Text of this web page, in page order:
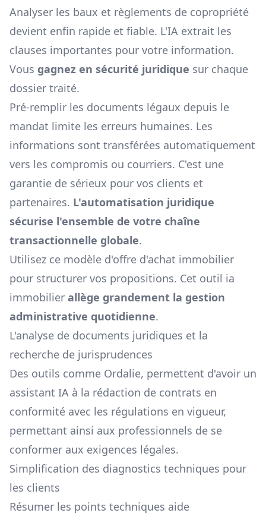
Analyser les baux et règlements de copropriété
devient enfin rapide et fiable. L'IA extrait les
clauses importantes pour votre information.
Vous gagnez en sécurité juridique sur chaque
dossier traité.
Pré-remplir les documents légaux depuis le
mandat limite les erreurs humaines. Les
informations sont transférées automatiquement
vers les compromis ou courriers. C'est une
garantie de sérieux pour vos clients et
partenaires. L'automatisation juridique
sécurise l'ensemble de votre chaîne
transactionnelle globale.
Utilisez ce modèle d'offre d'achat immobilier
pour structurer vos propositions. Cet outil ia
immobilier allège grandement la gestion
administrative quotidienne.
L'analyse de documents juridiques et la
recherche de jurisprudences
Des outils comme Ordalie, permettent d'avoir un
assistant IA à la rédaction de contrats en
conformité avec les régulations en vigueur,
permettant ainsi aux professionnels de se
conformer aux exigences légales.
Simplification des diagnostics techniques pour
les clients
Résumer les points techniques aide